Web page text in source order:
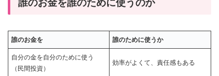
誰のお金を誰のために使うのか
誰のお金を 誰のために使うか
自分の金を自分のために使う
（民間投資）
効率がよくて、責任感もある